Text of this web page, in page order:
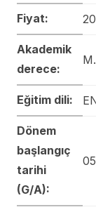
Fiyat:
Akademik
derece:
Eğitim dili:
Dönem
başlangıç
tarihi
(G/A):